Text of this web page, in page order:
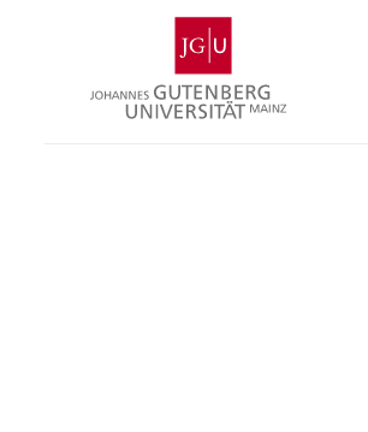
Gutenberg-
Universität
Mainz